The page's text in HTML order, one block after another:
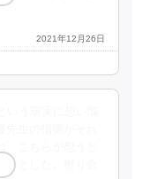
2021年12月26日
ッとした。擦り合